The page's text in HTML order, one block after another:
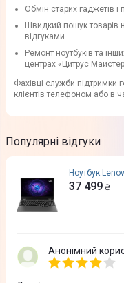
Обмін старих гаджетів і
Швидкий пошук товарів
відгуками.
Ремонт ноутбуків та
центрах «Цитрус
Фахівці служби підтримки
клієнтів телефоном або в
Популярні відгуки
Ноутбук
37 499 ₴
Анонімний